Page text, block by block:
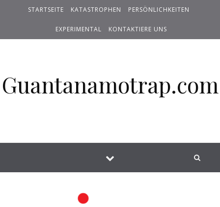
STARTSEITE KATASTROPHEN PERSÖNLICHKEITEN
EXPERIMENTAL KONTAKTIERE UNS
Guantanamotrap.com